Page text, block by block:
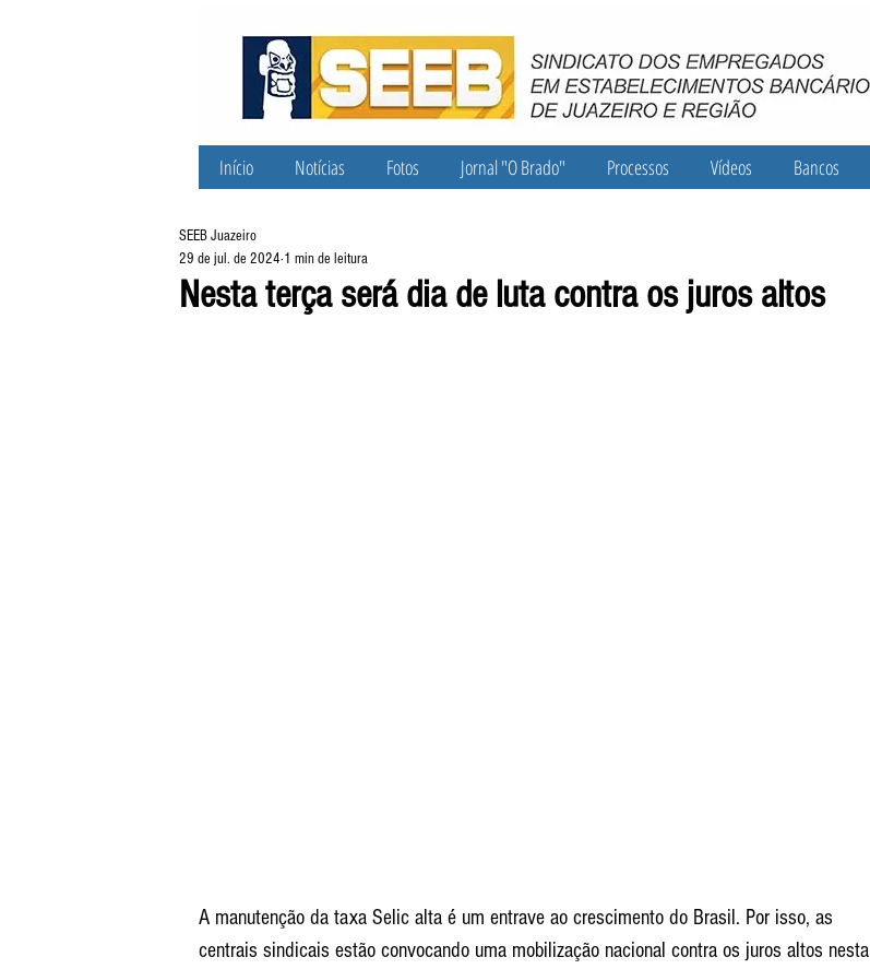
Início Notícias Fotos Jornal "O Brado" Processos Vídeos Bancos
Nesta terça será dia de luta contra os juros altos
SEEB Juazeiro
29 de jul. de 2024 1 min de leitura
A manutenção da taxa Selic alta é um entrave ao crescimento do Brasil. Por isso, as
centrais sindicais estão convocando uma mobilização nacional contra os juros altos nesta